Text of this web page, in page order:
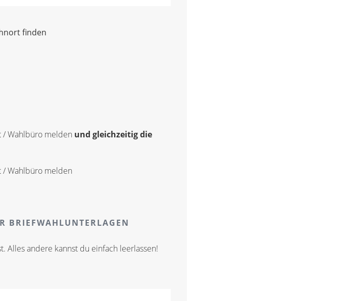
finden
Wahlbüro melden und gleichzeitig die
Wahlbüro melden
BRIEFWAHLUNTERLAGEN
Alles andere kannst du einfach leerlassen!